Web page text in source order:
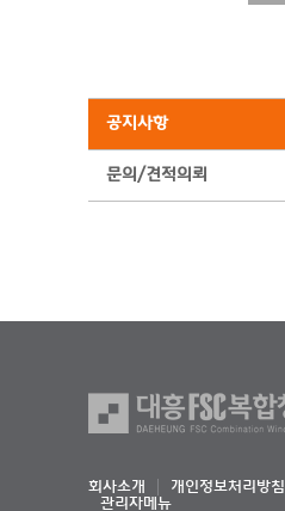
공지사항
문의/견적의뢰
회사소개 개인정보처리방침
관리자메뉴